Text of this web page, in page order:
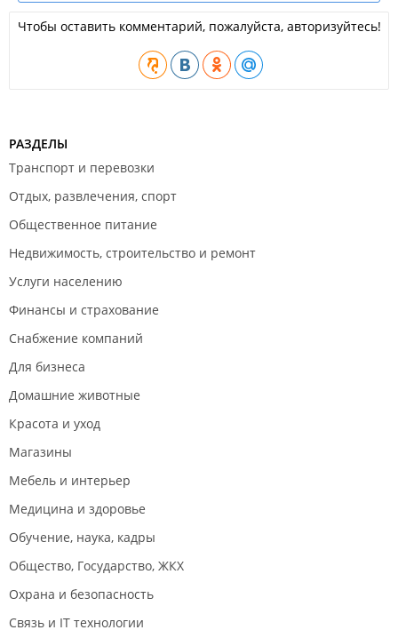
Чтобы оставить комментарий, пожалуйста, авторизуйтесь!
РАЗДЕЛЫ
Транспорт и перевозки
Отдых, развлечения, спорт
Общественное питание
Недвижимость, строительство и ремонт
Услуги населению
Финансы и страхование
Снабжение компаний
Для бизнеса
Домашние животные
Красота и уход
Магазины
Мебель и интерьер
Медицина и здоровье
Обучение, наука, кадры
Общество, Государство, ЖКХ
Охрана и безопасность
Связь и IT технологии